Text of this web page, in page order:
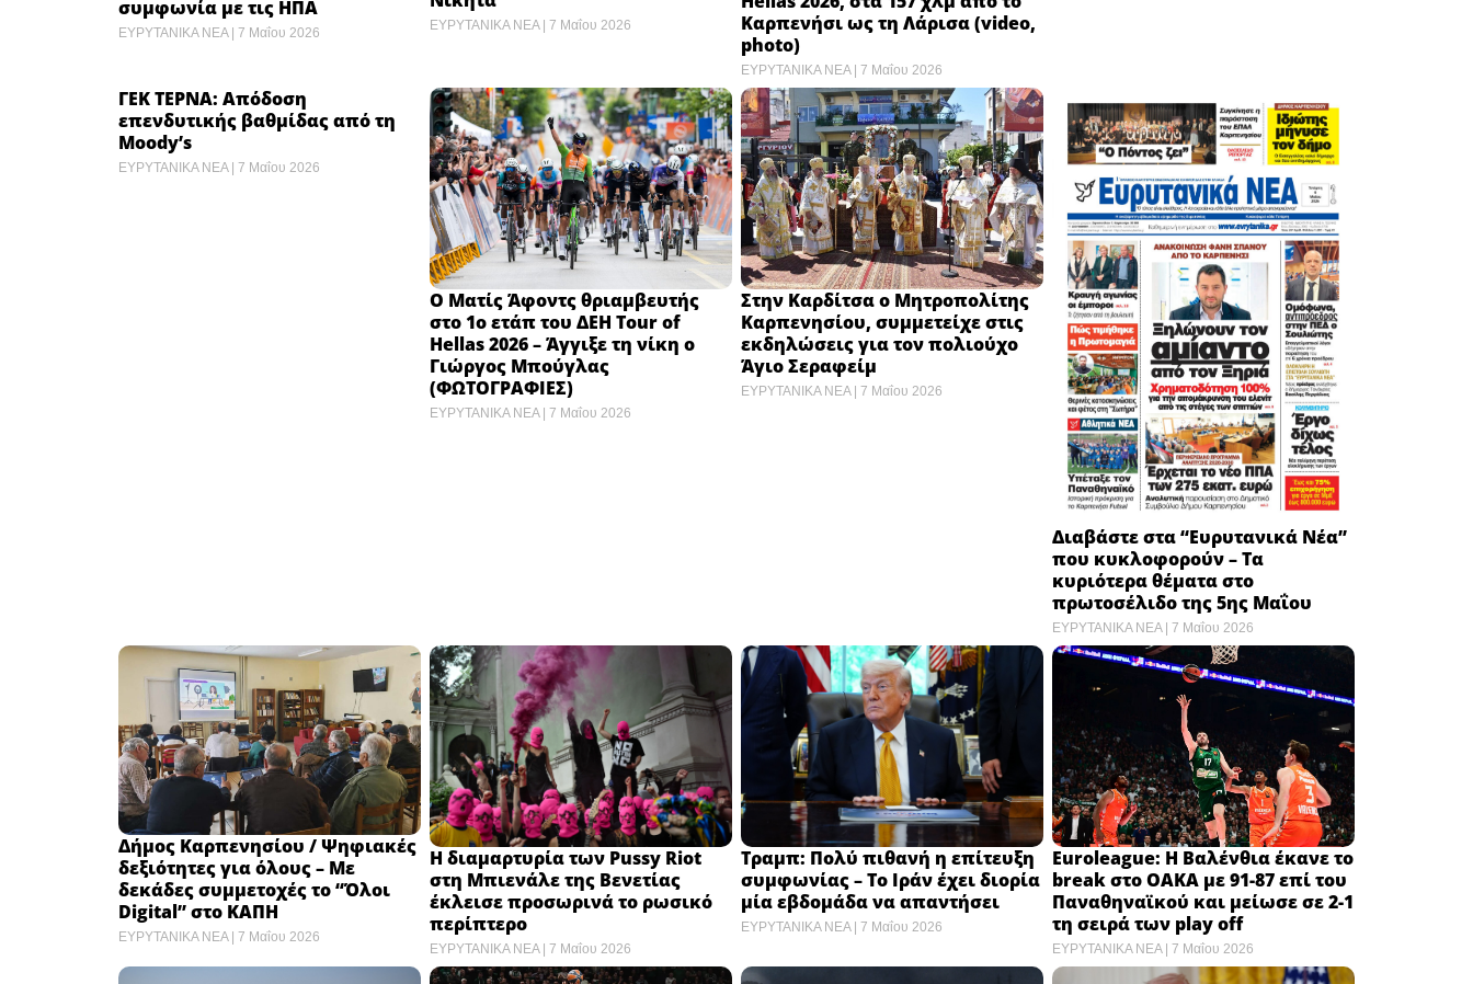
συμφωνία με τις ΗΠΑ
ΕΥΡΥΤΑΝΙΚΑ ΝΕΑ 7 Μαΐου 2026
ΕΥΡΥΤΑΝΙΚΑ ΝΕΑ 7 Μαΐου 2026
Καρπενήσι ως τη Λάρισα (video,
photo)
ΕΥΡΥΤΑΝΙΚΑ ΝΕΑ 7 Μαΐου 2026
ΓΕΚ ΤΕΡΝΑ: Απόδοση
επενδυτικής βαθμίδας από τη
Moody’s
ΕΥΡΥΤΑΝΙΚΑ ΝΕΑ 7 Μαΐου 2026
Ο Ματίς Άφοντς θριαμβευτής
στο 1ο ετάπ του ΔΕΗ Tour of
Hellas 2026 – Άγγιξε τη νίκη ο
Γιώργος Μπούγλας
(ΦΩΤΟΓΡΑΦΙΕΣ)
ΕΥΡΥΤΑΝΙΚΑ ΝΕΑ 7 Μαΐου 2026
Στην Καρδίτσα ο Μητροπολίτης
Καρπενησίου, συμμετείχε στις
εκδηλώσεις για τον πολιούχο
Άγιο Σεραφείμ
ΕΥΡΥΤΑΝΙΚΑ ΝΕΑ 7 Μαΐου 2026
Διαβάστε στα “Ευρυτανικά Νέα”
που κυκλοφορούν – Τα
κυριότερα θέματα στο
πρωτοσέλιδο της 5ης Μαΐου
ΕΥΡΥΤΑΝΙΚΑ ΝΕΑ 7 Μαΐου 2026
Δήμος Καρπενησίου / Ψηφιακές
δεξιότητες για όλους – Με
δεκάδες συμμετοχές το “Όλοι
Digital” στο ΚΑΠΗ
ΕΥΡΥΤΑΝΙΚΑ ΝΕΑ 7 Μαΐου 2026
Η διαμαρτυρία των Pussy Riot
στη Μπιενάλε της Βενετίας
έκλεισε προσωρινά το ρωσικό
περίπτερο ​
ΕΥΡΥΤΑΝΙΚΑ ΝΕΑ 7 Μαΐου 2026
Τραμπ: Πολύ πιθανή η επίτευξη
συμφωνίας – Το Ιράν έχει διορία
μία εβδομάδα να απαντήσει ​
ΕΥΡΥΤΑΝΙΚΑ ΝΕΑ 7 Μαΐου 2026
Euroleague: Η Βαλένθια έκανε το
break στο OAKA με 91-87 επί του
Παναθηναϊκού και μείωσε σε 2-1
τη σειρά των play off ​
ΕΥΡΥΤΑΝΙΚΑ ΝΕΑ 7 Μαΐου 2026